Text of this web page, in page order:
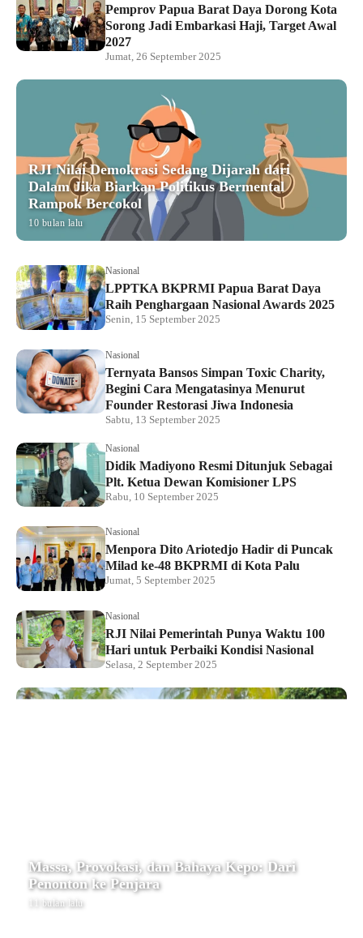
Pemprov Papua Barat Daya Dorong Kota
Sorong Jadi Embarkasi Haji, Target Awal
2027
Jumat, 26 September 2025
RJI Nilai Demokrasi Sedang Dijarah dari
Dalam Jika Biarkan Politikus Bermental
Rampok Bercokol
10 bulan lalu
Nasional
LPPTKA BKPRMI Papua Barat Daya
Raih Penghargaan Nasional Awards 2025
Senin, 15 September 2025
Nasional
Ternyata Bansos Simpan Toxic Charity,
Begini Cara Mengatasinya Menurut
Founder Restorasi Jiwa Indonesia
Sabtu, 13 September 2025
Nasional
Didik Madiyono Resmi Ditunjuk Sebagai
Plt. Ketua Dewan Komisioner LPS
Rabu, 10 September 2025
Nasional
Menpora Dito Ariotedjo Hadir di Puncak
Milad ke-48 BKPRMI di Kota Palu
Jumat, 5 September 2025
Nasional
RJI Nilai Pemerintah Punya Waktu 100
Hari untuk Perbaiki Kondisi Nasional
Selasa, 2 September 2025
Massa, Provokasi, dan Bahaya Kepo: Dari
Penonton ke Penjara
11 bulan lalu